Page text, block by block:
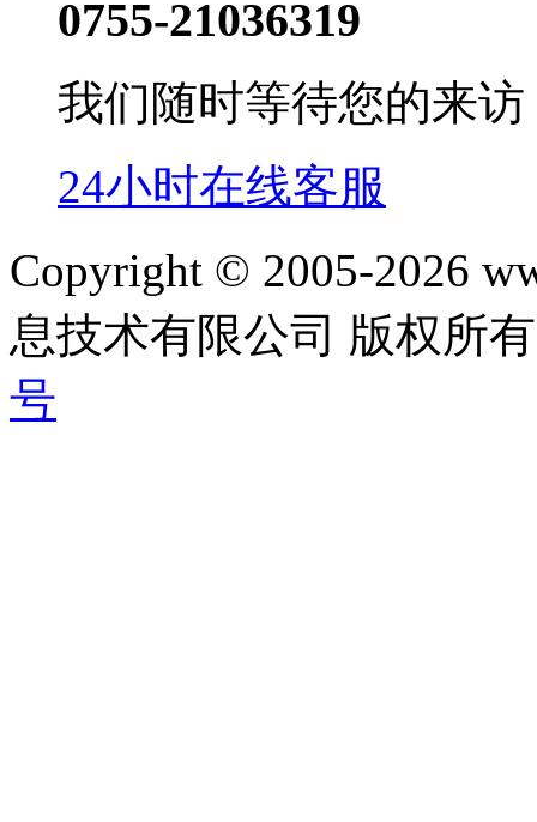
0755-21036319
我们随时等待您的来访
24小时在线客服
Copyright © 2005-2026
息技术有限公司 版权所
号